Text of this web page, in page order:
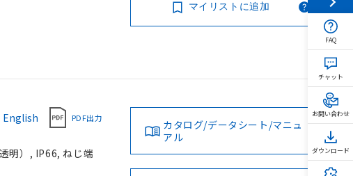
マイリストに追加
English PDF出力
明）, IP66, ねじ端
カタログ/データシート/マニュ
アル
FAQ
チャット
お問い合わせ
ダウンロード